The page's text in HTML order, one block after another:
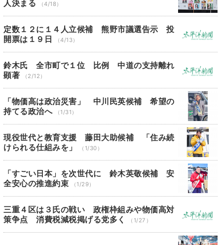
人決まる
（4/18）
定数１２に１４人立候補 熊野市議選告示 投
開票は１９日
（4/13）
鈴木氏 全市町で１位 比例 中道の支持離れ
顕著
（2/12）
「物価高は政治災害」 中川民英候補 希望の
持てる政治へ
（1/31）
現役世代と教育支援 藤田大助候補 「住み続
けられる仕組みを」
（1/30）
「すごい日本」を次世代に 鈴木英敬候補 安
全安心の推進約束
（1/29）
三重４区は３氏の戦い 政権枠組みや物価高対
策争点 消費税減税掲げる党多く
（1/27）